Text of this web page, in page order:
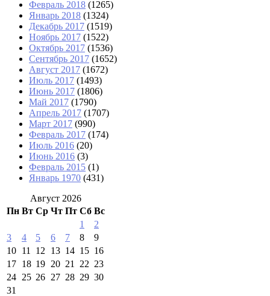
Февраль 2018 (1265)
Январь 2018 (1324)
Декабрь 2017 (1519)
Ноябрь 2017 (1522)
Октябрь 2017 (1536)
Сентябрь 2017 (1652)
Август 2017 (1672)
Июль 2017 (1493)
Июнь 2017 (1806)
Май 2017 (1790)
Апрель 2017 (1707)
Март 2017 (990)
Февраль 2017 (174)
Июль 2016 (20)
Июнь 2016 (3)
Февраль 2015 (1)
Январь 1970 (431)
Август 2026
Пн Вт Ср Чт Пт Сб Вс
1
2
3
4 5 6 7 8
9
10 11 12 13 14 15 16
17 18 19 20 21 22 23
24 25 26 27 28 29 30
31